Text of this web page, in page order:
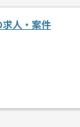
業からの案件で
ただけます。
求人・案件